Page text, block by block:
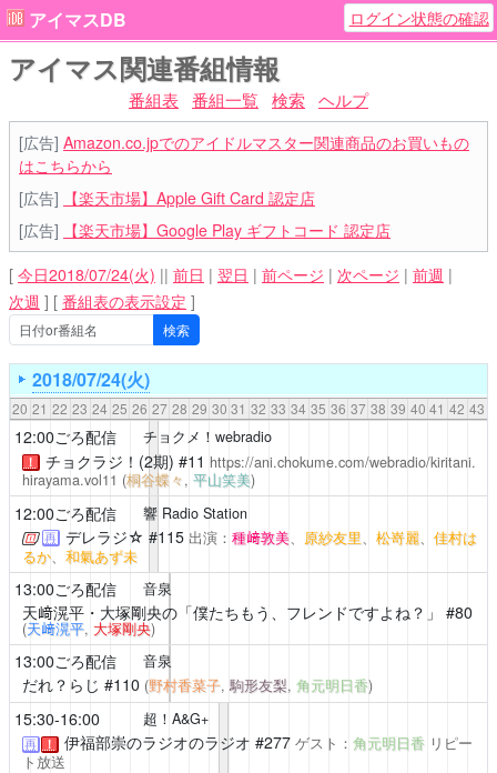
アイマスDB ログイン状態の確認
アイマス関連番組情報
番組表 番組一覧 検索 ヘルプ
[広告] Amazon.co.jpでのアイドルマスター関連商品のお買いもの
はこちらから
[広告]
【楽天市場】Apple Gift Card 認定店
[広告]
【楽天市場】Google Play ギフトコード 認定店
[ 今日2018/07/24(火) || 前日 | 翌日 | 前ページ | 次ページ | 前週 |
次週 ] [ 番組表の表示設定 ]
2018/07/24(火)
20 21 22 23 24 25 26 27 28 29 30 31 32 33 34 35 36 37 38 39 40 41 42 43
12:00ごろ配信 チョクメ！webradio
！ チョクラジ！(2期) #11 https://ani.chokume.com/webradio/kiritani.
hirayama.vol11 (桐谷蝶々, 平山笑美)
12:00ごろ配信 響 Radio Station
再 デレラジ☆ #115 出演： 種﨑敦美、 原紗友里、 松嵜麗、 佳村は
るか、 和氣あず未
13:00ごろ配信 音泉
天﨑滉平・大塚剛央の「僕たちもう、フレンドですよね？」 #80
(天﨑滉平, 大塚剛央)
13:00ごろ配信 音泉
だれ？らじ #110 (野村香菜子, 駒形友梨, 角元明日香)
15:30-16:00 超！A&G+
再 ！ 伊福部崇のラジオのラジオ #277 ゲスト： 角元明日香 リピー
ト放送